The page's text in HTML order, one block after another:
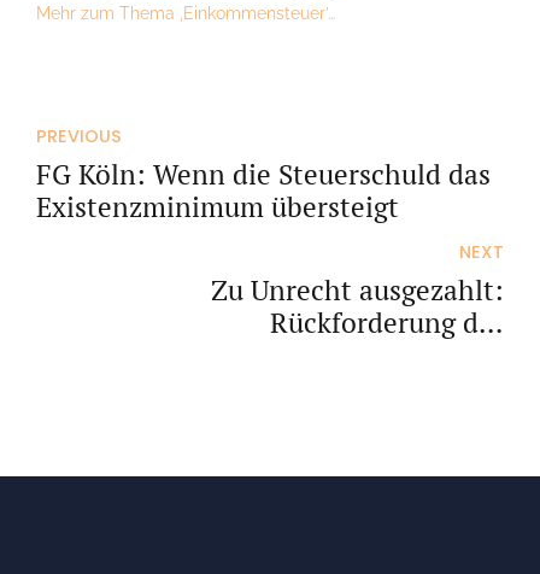
Mehr zum Thema ‚Einkommensteuer’…
PREVIOUS
FG Köln: Wenn die Steuerschuld das
Existenzminimum übersteigt
NEXT
Zu Unrecht ausgezahlt:
Rückforderung der